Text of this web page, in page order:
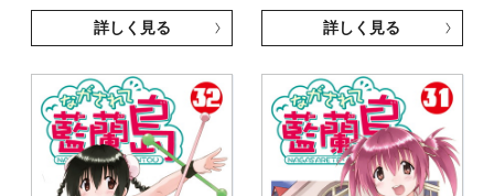
詳しく見る 詳しく見る